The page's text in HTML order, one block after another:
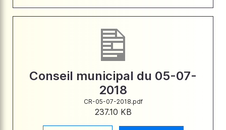
Conseil municipal du 05-07-
2018
CR-05-07-2018.pdf
237.10 KB